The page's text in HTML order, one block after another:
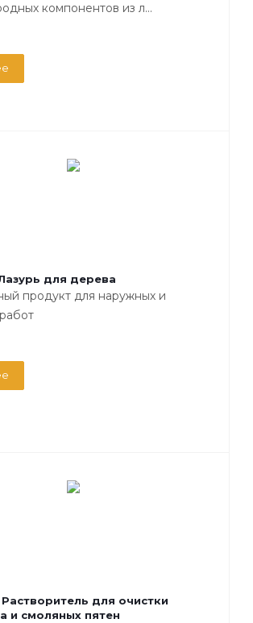
компонентов из л...
для дерева
продукт для наружных и
для очистки
и смоляных пятен